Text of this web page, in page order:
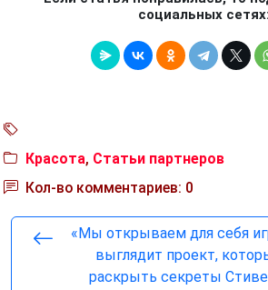
социальных сетях:
Красота, Статьи партнеров
Кол-во комментариев: 0
«Мы открываем для себя
выглядит проект,
раскрыть секреты